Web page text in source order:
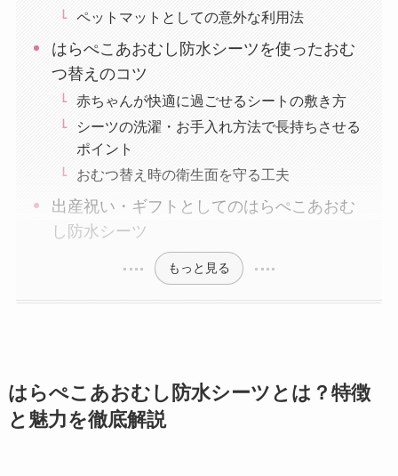
ペットマットとしての意外な利用法
はらぺこあおむし防水シーツを使ったおむ
つ替えのコツ
赤ちゃんが快適に過ごせるシートの敷き方
シーツの洗濯・お手入れ方法で長持ちさせる
ポイント
おむつ替え時の衛生面を守る工夫
出産祝い・ギフトとしてのはらぺこあおむ
し防水シーツ
もっと見る
はらぺこあおむし防水シーツとは？特徴
と魅力を徹底解説